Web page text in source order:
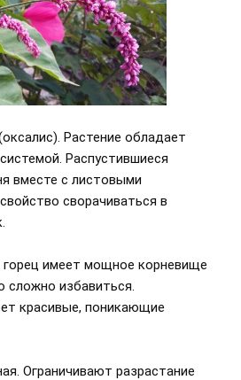
Растение обладает
Распустившиеся
вместе с листовыми
сворачиваться в
горец имеет мощное корневище
сложно избавиться.
красивые, поникающие
Ограничивают разрастание